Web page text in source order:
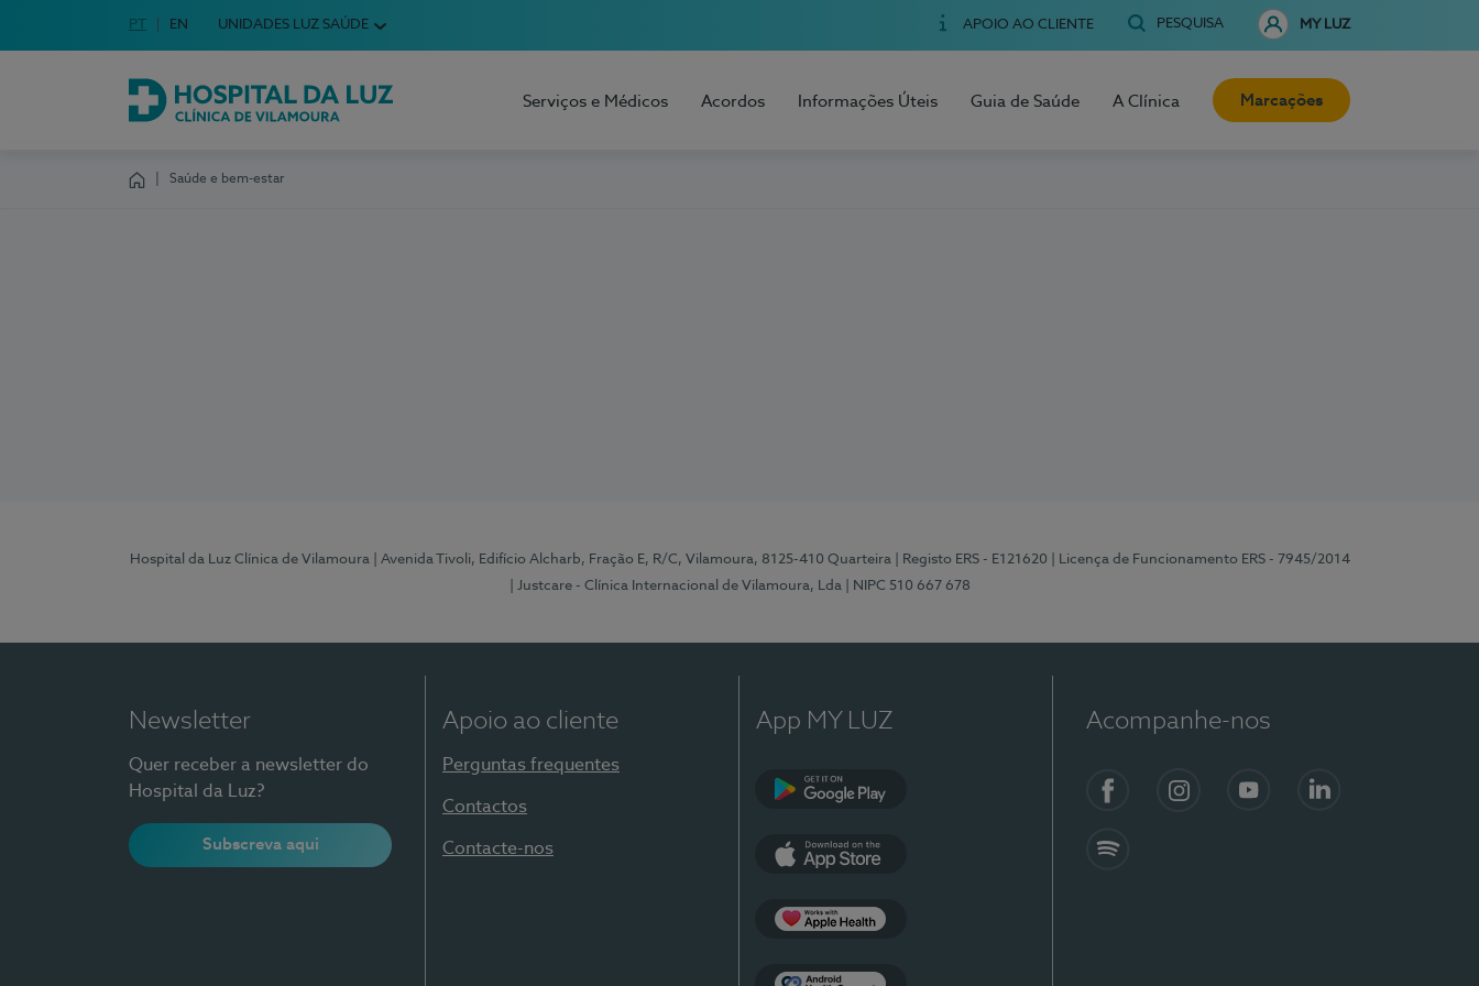
Escolha o seu idioma
Idioma em Português
PT English Language
EN UNIDADES LUZ SAÚDE APOIO AO CLIENTE PESQUISA MY LUZ
Hospital da Luz Clínica de Vilamoura
Serviços e Médicos Acordos Informações Úteis Guia de Saúde A Clínica Marcações
Saúde e bem-estar
Hospital da Luz Clínica de Vilamoura | Avenida Tivoli, Edifício Alcharb, Fração E, R/C, Vilamoura, 8125-410 Quarteira | Registo ERS - E121620
| Licença de Funcionamento ERS - 7945/2014
| Justcare - Clínica Internacional de Vilamoura, Lda
| NIPC 510 667 678
Newsletter
Quer receber a newsletter do
Hospital da Luz?
Subscreva aqui
Apoio ao cliente
Perguntas frequentes
Contactos
Contacte-nos
App MY LUZ Acompanhe-nos